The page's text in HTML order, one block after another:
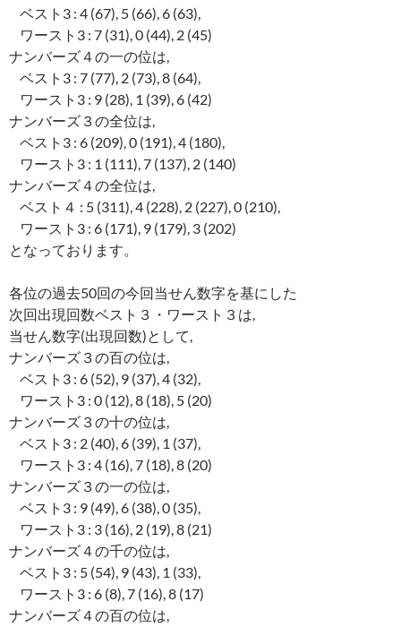
ベスト3 : 4 (67), 5 (66), 6 (63),
ワースト3 : 7 (31), 0 (44), 2 (45)
ナンバーズ４の一の位は,
ベスト3 : 7 (77), 2 (73), 8 (64),
ワースト3 : 9 (28), 1 (39), 6 (42)
ナンバーズ３の全位は,
ベスト3 : 6 (209), 0 (191), 4 (180),
ワースト3 : 1 (111), 7 (137), 2 (140)
ナンバーズ４の全位は,
ベスト４ : 5 (311), 4 (228), 2 (227), 0 (210),
ワースト3 : 6 (171), 9 (179), 3 (202)
となっております。
各位の過去50回の今回当せん数字を基にした
次回出現回数ベスト３・ワースト３は,
当せん数字(出現回数)として,
ナンバーズ３の百の位は,
ベスト3 : 6 (52), 9 (37), 4 (32),
ワースト3 : 0 (12), 8 (18), 5 (20)
ナンバーズ３の十の位は,
ベスト3 : 2 (40), 6 (39), 1 (37),
ワースト3 : 4 (16), 7 (18), 8 (20)
ナンバーズ３の一の位は,
ベスト3 : 9 (49), 6 (38), 0 (35),
ワースト3 : 3 (16), 2 (19), 8 (21)
ナンバーズ４の千の位は,
ベスト3 : 5 (54), 9 (43), 1 (33),
ワースト3 : 6 (8), 7 (16), 8 (17)
ナンバーズ４の百の位は,